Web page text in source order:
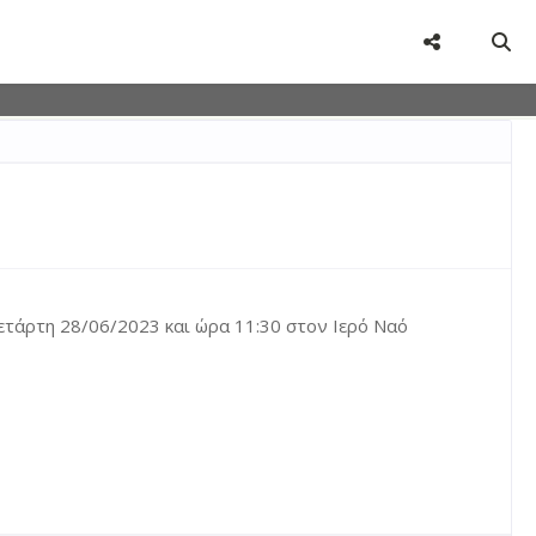
28/06/2023 και ώρα 11:30 στον Ιερό Ναό
agent